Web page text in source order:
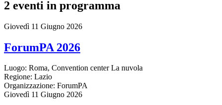
2 eventi in programma
Giovedì 11 Giugno 2026
ForumPA 2026
Luogo: Roma, Convention center La nuvola
Regione: Lazio
Organizzazione: ForumPA
Giovedì 11 Giugno 2026